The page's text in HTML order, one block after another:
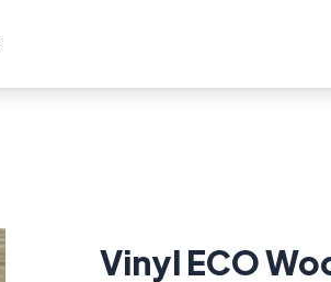
Vinyl ECO